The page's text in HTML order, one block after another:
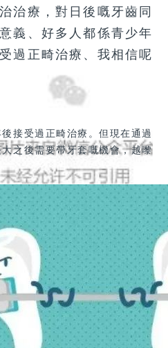
治療，對日後嘅牙齒同
義、好多人都係青少年
過正畸治療、我相信呢
接受過正畸治療。但現在通過
之後需要帶牙套嘅機會，越嚟